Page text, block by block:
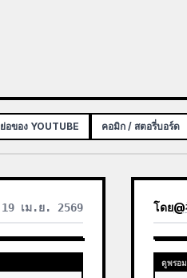
ของ YOUTUBE คอมิก / สตอรี่บอร์ด
19 เม.ย. 2569 โดย@
ดูพรอ